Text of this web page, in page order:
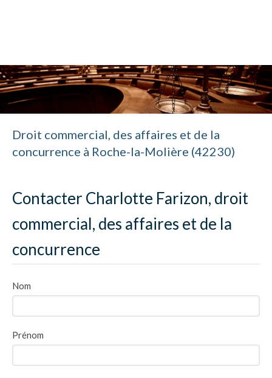
Droit commercial, des affaires et de la
concurrence à Roche-la-Molière (42230)
Contacter Charlotte Farizon, droit
commercial, des affaires et de la
concurrence
Nom
Prénom